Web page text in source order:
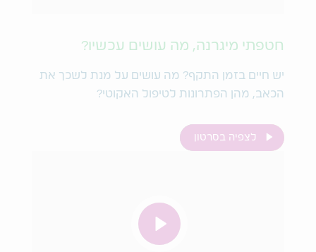
חטפתי מיגרנה, מה עושים עכשיו?
יש חיים בזמן התקף? מה עושים על מנת לשכך את
הכאב, מהן הפתרונות לטיפול האקוטי?
לצפיה בסרטון